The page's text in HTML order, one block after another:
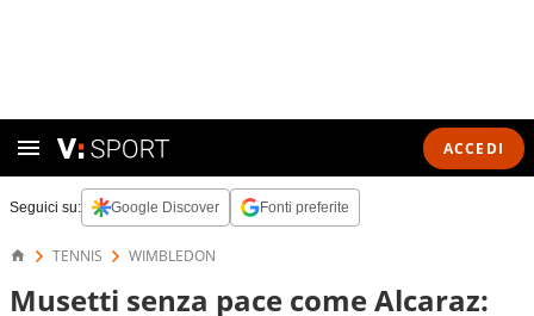
ACCEDI
Seguici su: Google Discover Fonti preferite
TENNIS WIMBLEDON
Musetti senza pace come Alcaraz: